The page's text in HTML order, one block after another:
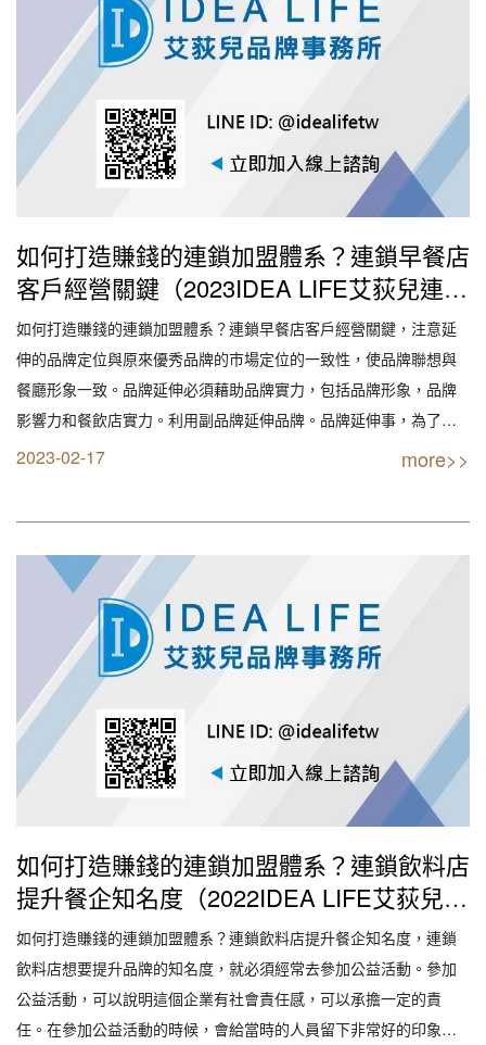
如何打造賺錢的連鎖加盟體系？連鎖早餐店
客戶經營關鍵（2023IDEA LIFE艾荻兒連鎖
品牌餐飲設計｜創業加盟｜連鎖加盟｜餐飲
設計｜餐飲規劃｜餐飲顧問｜餐飲行銷｜創
業開店餐飲顧問｜餐飲設備商業空間規劃｜
線上創業連鎖加盟設計）
如何打造賺錢的連鎖加盟體系？連鎖早餐店客戶經營關鍵，注意延
伸的品牌定位與原來優秀品牌的市場定位的一致性，使品牌聯想與
餐廳形象一致。品牌延伸必須藉助品牌實力，包括品牌形象，品牌
影響力和餐飲店實力。利用副品牌延伸品牌。品牌延伸事，為了避
免單一品牌的風險，應在連鎖飲料店主品牌不變的前提下，為新產
2023-02-17 more>>
如何打造賺錢的連鎖加盟體系？連鎖飲料店
提升餐企知名度（2022IDEA LIFE艾荻兒連
鎖品牌餐飲設計｜創業加盟｜連鎖加盟｜餐
飲設計｜餐飲規劃｜餐飲顧問｜餐飲行銷｜
創業開店餐飲顧問｜餐飲設備商業空間規劃
｜線上創業連鎖加盟設計）
如何打造賺錢的連鎖加盟體系？連鎖飲料店提升餐企知名度，連鎖
飲料店想要提升品牌的知名度，就必須經常去參加公益活動。參加
公益活動，可以說明這個企業有社會責任感，可以承擔一定的責
任。在參加公益活動的時候，會給當時的人員留下非常好的印象，